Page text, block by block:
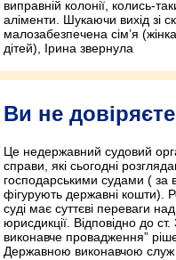
виправній колонії, колись-
аліменти. Шукаючи вихід зі
малозабезпечена сім’я
дітей), Ірина звернула
Ви не
Це недержавний судовий
справи, які сьогодні
господарськими судами ( за
фігурують державні кошти).
суді має суттєві переваги
юрисдикції. Відповідно до
виконавче провадження”
Державною виконавчою служ